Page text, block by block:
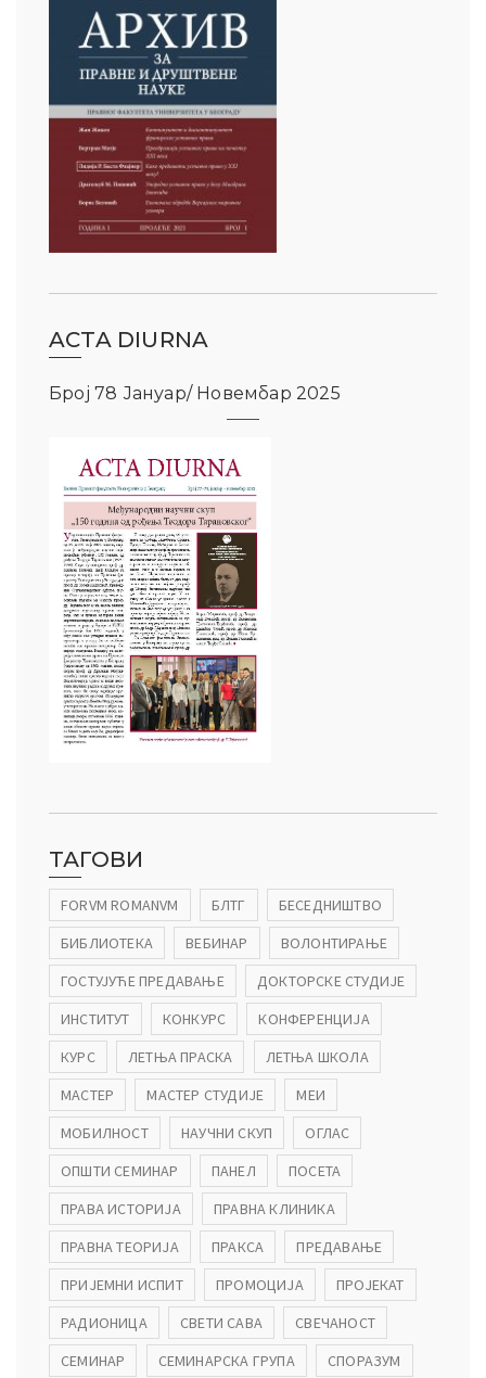
ACTA DIURNA
Број 78 Јануар/ Новембар 2025
ТАГОВИ
FORVM ROMANVM БЛТГ
БЕСЕДНИШТВО
БИБЛИОТЕКА
ВЕБИНАР
ВОЛОНТИРАЊЕ
ГОСТУЈУЋЕ ПРЕДАВАЊЕ
ДОКТОРСКЕ СТУДИЈЕ
ИНСТИТУТ
КОНКУРС
КОНФЕРЕНЦИЈА
КУРС
ЛЕТЊА ПРАСКА
ЛЕТЊА ШКОЛА
МАСТЕР
МАСТЕР СТУДИЈЕ
МЕИ
МОБИЛНОСТ
НАУЧНИ СКУП
ОГЛАС
ОПШТИ СЕМИНАР
ПАНЕЛ
ПОСЕТА
ПРАВА ИСТОРИЈА
ПРАВНА КЛИНИКА
ПРАВНА ТЕОРИЈА
ПРАКСА
ПРЕДАВАЊЕ
ПРИЈЕМНИ ИСПИТ
ПРОМОЦИЈА
ПРОЈЕКАТ
РАДИОНИЦА
СВЕТИ САВА
СВЕЧАНОСТ
СЕМИНАР
СЕМИНАРСКА ГРУПА
СПОРАЗУМ